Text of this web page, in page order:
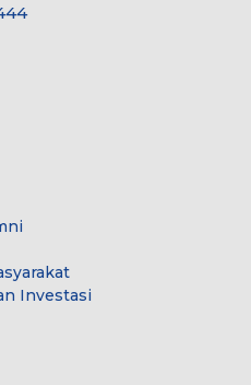
Investasi